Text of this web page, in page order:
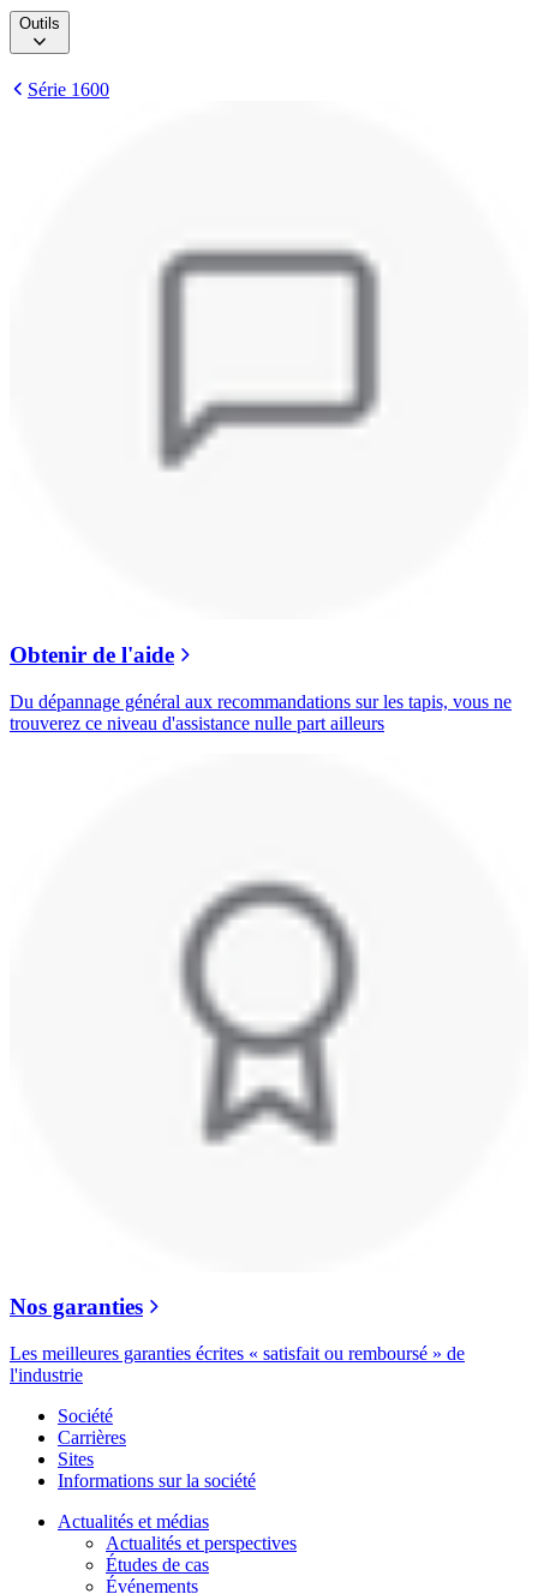
Outils
Série 1600
Obtenir de l'aide
Du dépannage général aux recommandations sur les tapis, vous ne
trouverez ce niveau d'assistance nulle part ailleurs
Nos garanties
Les meilleures garanties écrites « satisfait ou remboursé » de
l'industrie
Société
Carrières
Sites
Informations sur la société
Actualités et médias
Actualités et perspectives
Études de cas
Événements